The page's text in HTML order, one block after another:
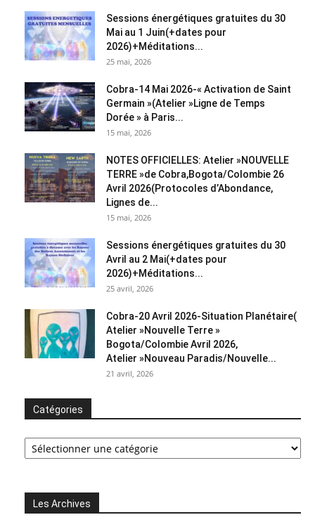
Sessions énergétiques gratuites du 30
Mai au 1 Juin(+dates pour
2026)+Méditations...
25 mai, 2026
Cobra-14 Mai 2026-« Activation de Saint
Germain »(Atelier »Ligne de Temps
Dorée » à Paris...
15 mai, 2026
NOTES OFFICIELLES: Atelier »NOUVELLE
TERRE »de Cobra,Bogota/Colombie 26
Avril 2026(Protocoles d’Abondance,
Lignes de...
15 mai, 2026
Sessions énergétiques gratuites du 30
Avril au 2 Mai(+dates pour
2026)+Méditations...
25 avril, 2026
Cobra-20 Avril 2026-Situation Planétaire(
Atelier »Nouvelle Terre »
Bogota/Colombie Avril 2026,
Atelier »Nouveau Paradis/Nouvelle...
21 avril, 2026
Catégories
Catégories
Les Archives